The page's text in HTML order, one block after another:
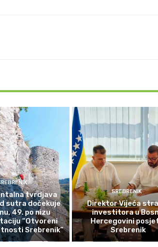
tvrdjava
sutra dočekuje
49. po nizu
“Otvoreni
Srebrenik”
SREBRENIK
Direktor Vijeća
investitora u
Hercegovini
Srebrenik